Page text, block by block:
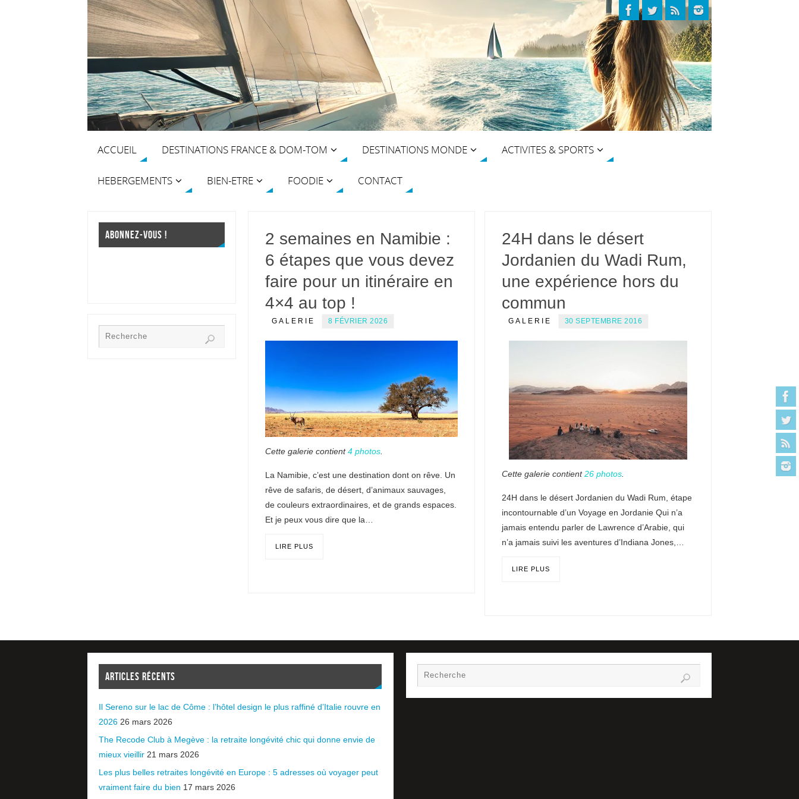
ACCUEIL DESTINATIONS FRANCE & DOM-TOM DESTINATIONS MONDE ACTIVITES & SPORTS
HEBERGEMENTS BIEN-ETRE FOODIE CONTACT
2 semaines en Namibie :
6 étapes que vous devez
faire pour un itinéraire en
4×4 au top !
GALERIE 8 FÉVRIER 2026
Cette galerie contient4 photos
La Namibie, c’est une destination dont on rêve. Un
rêve de safaris, de désert, d’animaux sauvages,
de couleurs extraordinaires, et de grands espaces.
Et je peux vous dire que la…
LIRE PLUS
24H dans le désert
Jordanien du Wadi Rum,
une expérience hors du
commun
GALERIE 30 SEPTEMBRE 2016
Cette galerie contient26 photos.
24H dans le désert Jordanien du Wadi Rum, étape
incontournable d’un Voyage en Jordanie Qui n’a
jamais entendu parler de Lawrence d’Arabie, qui
n’a jamais suivi les aventures d’Indiana Jones,…
LIRE PLUS
ABONNEZ-VOUS !
ARTICLES RÉCENTS
Il Sereno sur le lac de Côme : l’hôtel design le plus raffiné d’Italie rouvre en
2026 26 mars 2026
The Recode Club à Megève : la retraite longévité chic qui donne envie de
mieux vieillir 21 mars 2026
Les plus belles retraites longévité en Europe : 5 adresses où voyager peut
vraiment faire du bien 17 mars 2026